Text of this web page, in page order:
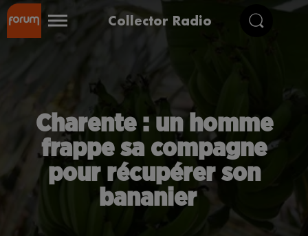
Collector Radio
Charente : un homme
frappe sa compagne
pour récupérer son
bananier